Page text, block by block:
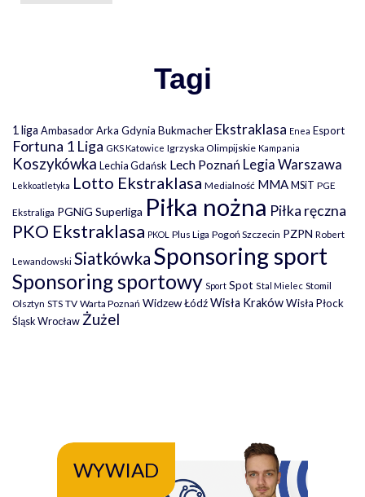
Tagi
1 liga Ambasador Arka Gdynia Bukmacher Ekstraklasa Enea Esport
Fortuna 1 Liga GKS Katowice Igrzyska Olimpijskie Kampania
Koszykówka Lechia Gdańsk Lech Poznań Legia Warszawa
Lekkoatletyka Lotto Ekstraklasa Medialność MMAMSiT PGE
Ekstraliga PGNiG Superliga Piłka nożna Piłka ręczna
PKO Ekstraklasa PKOL Plus Liga Pogoń Szczecin PZPN Robert
Lewandowski Siatkówka Sponsoring sport
Sponsoring sportowy Sport Spot Stal Mielec Stomil
Olsztyn STS TV Warta Poznań Widzew ŁódźWisła KrakówWisła Płock
Śląsk WrocławŻużel
WYWIAD